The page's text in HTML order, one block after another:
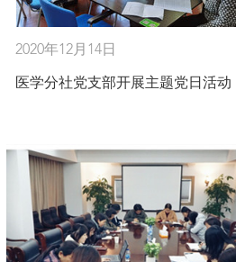
2020年12月14日
医学分社党支部开展主题党日活动